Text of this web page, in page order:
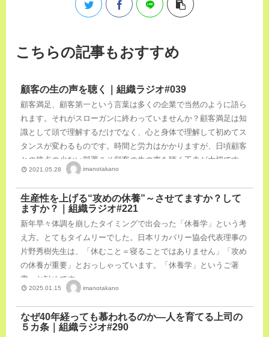
こちらの記事もおすすめ
顧客の生の声を聴く｜組織ラジオ#039
顧客満足、顧客第一という言葉は多くの企業で当然のように語ら
れます。それがスローガンに終わっていませんか？顧客満足は知
識として頭で理解するだけでなく、心と身体で理解して初めてス
タンスが変わるものです。時間と労力はかかりますが、日頃顧客
との接点の少ない部署こそ顧客の生の声を聴く工夫が大切です。
それは役員といえども同様です。 顧客の生の声を聴くことの重
要性について語りあいました。
2021.05.28 imanotakano
生産性を上げる“攻めの休養”～させてますか？して
ますか？｜組織ラジオ#221
新年早々体調を崩したタイミングで出会った「休養学」という考
え方。とてもタイムリーでした。日本リカバリー協会代表理事の
片野秀樹先生は、「休むこと＝寝ることではありません」「攻め
の休養が重要」とおっしゃっています。「休養学」というご著
書、お勧めです。
2025.01.15 imanotakano
なぜ40年経っても慕われるのか―人を育てる上司の
５カ条｜組織ラジオ#290